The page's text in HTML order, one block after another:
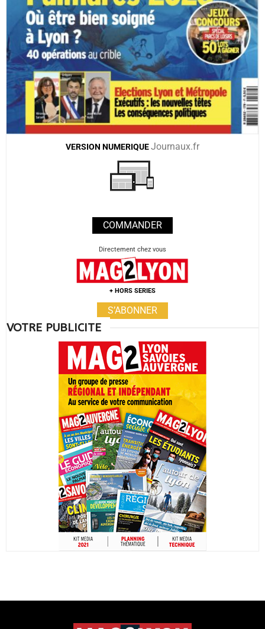
VERSION NUMERIQUEJournaux.fr
COMMANDER
Directement chez vous
+ HORS SERIES
S’ABONNER
VOTRE PUBLICITE